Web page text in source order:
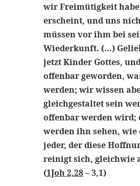
wir Freimütigkeit
erscheint, und uns
müssen vor ihm bei
Wiederkunft. (…)
jetzt Kinder Gottes,
offenbar geworden,
werden; wir wissen
gleichgestaltet sein
offenbar werden wird;
werden ihn sehen, wie
jeder, der diese
reinigt sich, gleichwie
(1Joh 2,28– 3,1)